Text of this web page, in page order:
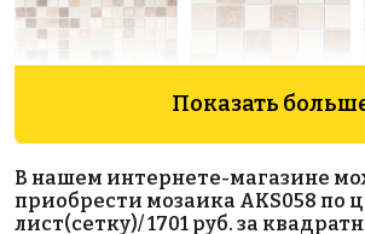
AKS016
на сетке
327x327
Beige Matt
48х48
на сетке
306x306
Показать
В нашем интернете-магазине
приобрести мозаика AKS058 по
лист(сетку)/ 1701 руб. за